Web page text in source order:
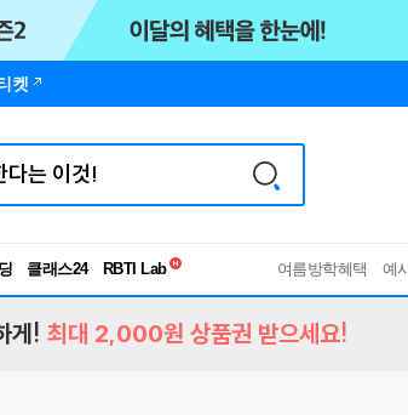
켓
클래스24
RBTI Lab
독서유형검사
여름방학혜택 예
게! 최대 2,000원 상품권 받으세요!